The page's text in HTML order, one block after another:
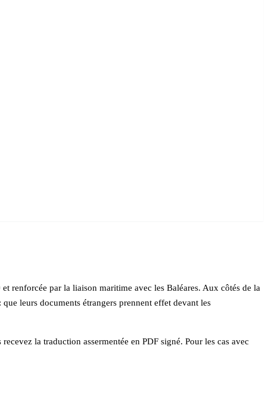
et renforcée par la liaison maritime avec les Baléares. Aux côtés de la
leurs documents étrangers prennent effet devant les
la traduction assermentée en PDF signé. Pour les cas avec